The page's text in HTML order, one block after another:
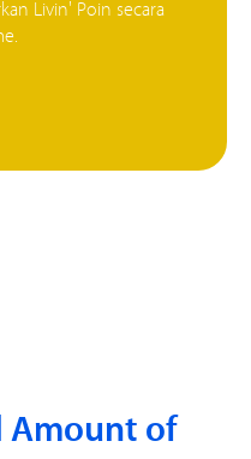
Livin' Poin secara
Amount of